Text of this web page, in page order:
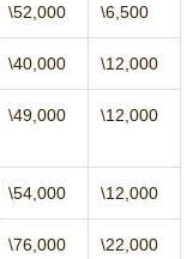
\52,000 \6,500
\40,000 \12,000
\49,000 \12,000
\54,000 \12,000
\76,000 \22,000